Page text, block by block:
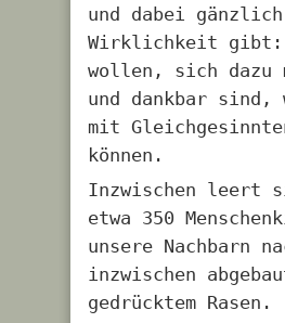
und dabei
Wirklichkeit gibt:
wollen, sich dazu
und dankbar sind,
mit
können.
Inzwischen leert
etwa 350
unsere Nachbarn
inzwischen
gedrücktem